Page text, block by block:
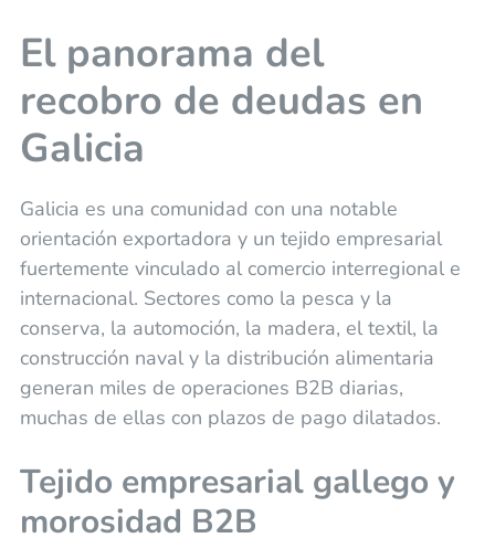
El panorama del
recobro de deudas en
Galicia
Galicia es una comunidad con una notable
orientación exportadora y un tejido empresarial
fuertemente vinculado al comercio interregional e
internacional. Sectores como la pesca y la
conserva, la automoción, la madera, el textil, la
construcción naval y la distribución alimentaria
generan miles de operaciones B2B diarias,
muchas de ellas con plazos de pago dilatados.
Tejido empresarial gallego y
morosidad B2B